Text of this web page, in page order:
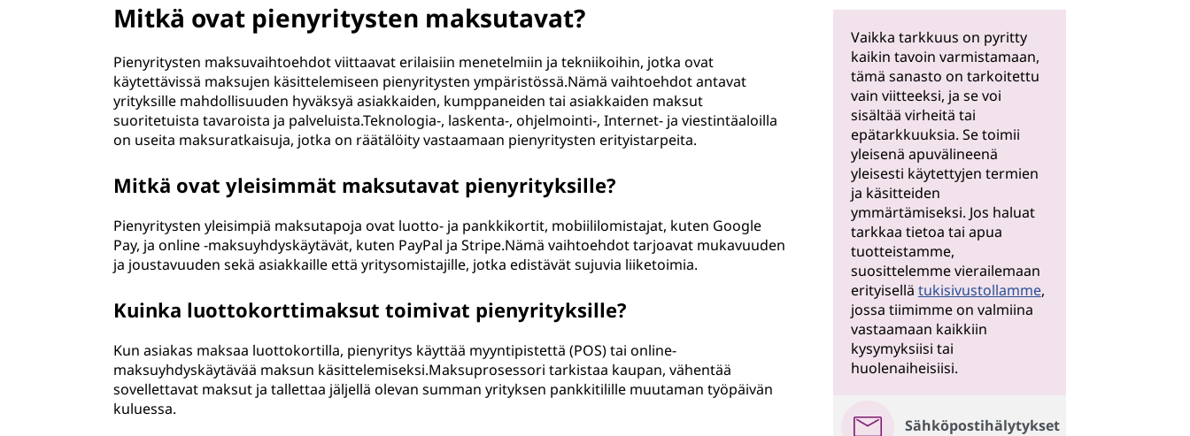
Mitkä ovat pienyritysten maksutavat?
Pienyritysten maksuvaihtoehdot viittaavat erilaisiin menetelmiin ja tekniikoihin, jotka ovat
käytettävissä maksujen käsittelemiseen pienyritysten ympäristössä.Nämä vaihtoehdot antavat
yrityksille mahdollisuuden hyväksyä asiakkaiden, kumppaneiden tai asiakkaiden maksut
suoritetuista tavaroista ja palveluista.Teknologia-, laskenta-, ohjelmointi-, Internet- ja viestintäaloilla
on useita maksuratkaisuja, jotka on räätälöity vastaamaan pienyritysten erityistarpeita.
Mitkä ovat yleisimmät maksutavat pienyrityksille?
Pienyritysten yleisimpiä maksutapoja ovat luotto- ja pankkikortit, mobiililomistajat, kuten Google
Pay, ja online -maksuyhdyskäytävät, kuten PayPal ja Stripe.Nämä vaihtoehdot tarjoavat mukavuuden
ja joustavuuden sekä asiakkaille että yritysomistajille, jotka edistävät sujuvia liiketoimia.
Kuinka luottokorttimaksut toimivat pienyrityksille?
Kun asiakas maksaa luottokortilla, pienyritys käyttää myyntipistettä (POS) tai online-
maksuyhdyskäytävää maksun käsittelemiseksi.Maksuprosessori tarkistaa kaupan, vähentää
sovellettavat maksut ja tallettaa jäljellä olevan summan yrityksen pankkitilille muutaman työpäivän
kuluessa.
Vaikka tarkkuus on pyritty
kaikin tavoin varmistamaan,
tämä sanasto on tarkoitettu
vain viitteeksi, ja se voi
sisältää virheitä tai
epätarkkuuksia. Se toimii
yleisenä apuvälineenä
yleisesti käytettyjen termien
ja käsitteiden
ymmärtämiseksi. Jos haluat
tarkkaa tietoa tai apua
tuotteistamme,
suosittelemme vierailemaan
erityisellä tukisivustollamme,
jossa tiimimme on valmiina
vastaamaan kaikkiin
kysymyksiisi tai
huolenaiheisiisi.
Sähköpostihälytykset